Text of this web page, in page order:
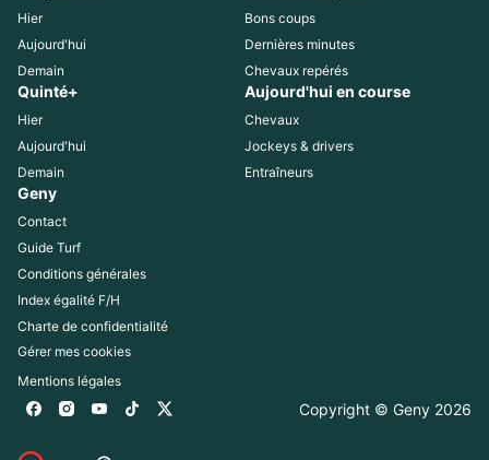
Hier
Aujourd'hui
Demain
Bons coups
Dernières minutes
Chevaux repérés
Quinté+
Hier
Aujourd'hui
Demain
Aujourd'hui en course
Chevaux
Jockeys & drivers
Entraîneurs
Geny
Contact
Guide Turf
Conditions générales
Index égalité F/H
Charte de confidentialité
Gérer mes cookies
Mentions légales
Copyright © Geny 2026